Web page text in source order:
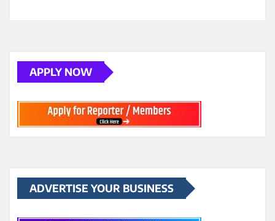
APPLY NOW
ADVERTISE YOUR BUSINESS